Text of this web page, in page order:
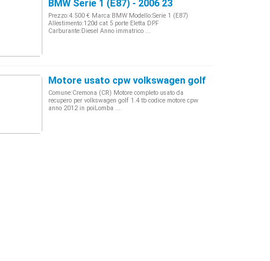
BMW Serie 1 (E87) - 2006 23
Prezzo:4.500 € Marca:BMW Modello:Serie 1 (E87)
Allestimento:120d cat 5 porte Eletta DPF
Carburante:Diesel Anno immatrico ...
Motore usato cpw volkswagen golf 1.4 tb
Comune:Cremona (CR) Motore completo usato da
recupero per volkswagen golf 1.4 tb codice motore cpw
anno 2012 in poiLomba ...